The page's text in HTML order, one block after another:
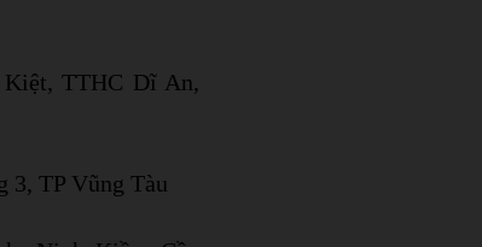
TTHC Dĩ An,
3, TP Vũng Tàu